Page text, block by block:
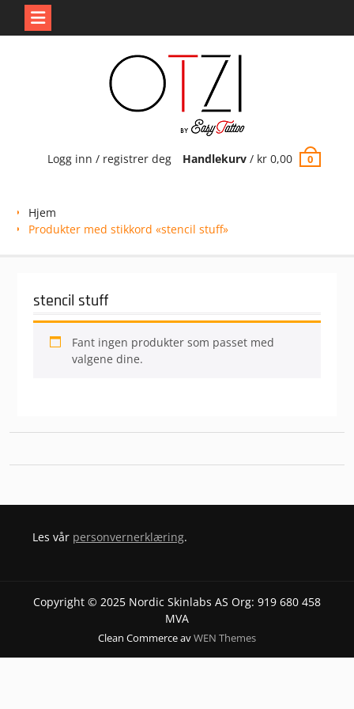
Logg inn / registrer deg Handlekurv / kr 0,00 0
Hjem
Produkter med stikkord «stencil stuff»
stencil stuff
Fant ingen produkter som passet med
valgene dine.
Les vår personvernerklæring.
Copyright © 2025 Nordic Skinlabs AS Org: 919 680 458
MVA
Clean Commerce avWEN Themes